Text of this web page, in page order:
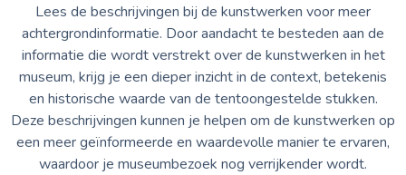
Lees de beschrijvingen bij de kunstwerken voor meer
achtergrondinformatie. Door aandacht te besteden aan de
informatie die wordt verstrekt over de kunstwerken in het
museum, krijg je een dieper inzicht in de context, betekenis
en historische waarde van de tentoongestelde stukken.
Deze beschrijvingen kunnen je helpen om de kunstwerken op
een meer geïnformeerde en waardevolle manier te ervaren,
waardoor je museumbezoek nog verrijkender wordt.